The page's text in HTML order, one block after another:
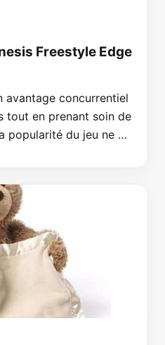
Freestyle Edge
avantage concurrentiel
tout en prenant soin de
popularité du jeu ne …